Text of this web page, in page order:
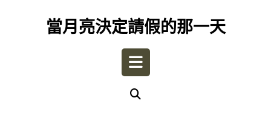
當月亮決定請假的那一天
Open